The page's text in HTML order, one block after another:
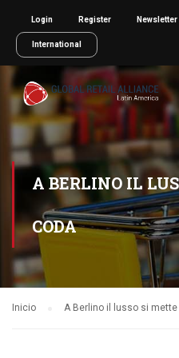
Login Register Newsletter
International
A BERLINO IL
CODA
Inicio A Berlino il lusso si mette